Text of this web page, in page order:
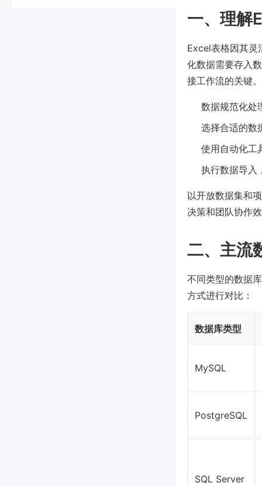
一、理解
Excel表格因其灵
化数据需要存入
接工作流的关键
数据规范化处
选择合适的数
使用自动化工
执行数据导入
以开放数据集和
决策和团队协作
二、主流
不同类型的数据
方式进行对比：
数据库类型
MySQL
PostgreSQL
SQL Server